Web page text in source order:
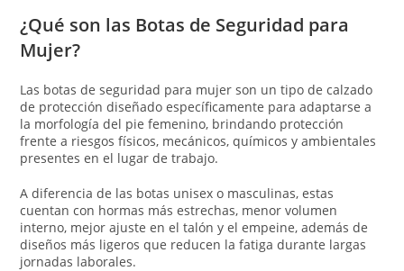
¿Qué son las Botas de Seguridad para
Mujer?
Las botas de seguridad para mujer son un tipo de calzado
de protección diseñado específicamente para adaptarse a
la morfología del pie femenino, brindando protección
frente a riesgos físicos, mecánicos, químicos y ambientales
presentes en el lugar de trabajo.
A diferencia de las botas unisex o masculinas, estas
cuentan con hormas más estrechas, menor volumen
interno, mejor ajuste en el talón y el empeine, además de
diseños más ligeros que reducen la fatiga durante largas
jornadas laborales.